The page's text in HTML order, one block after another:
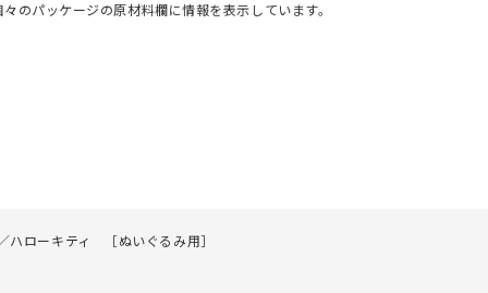
のパッケージの原材料欄に情報を表示しています。
ローキティ ［ぬいぐるみ用］